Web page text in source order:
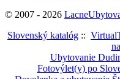
© 2007 - 2026
Slovenský katalóg ::
Ubytovanie
Fotovýlet(y) po